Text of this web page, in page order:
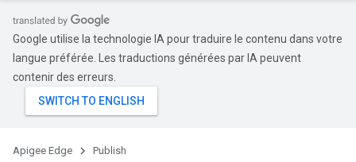
Google utilise la technologie IA pour traduire le contenu dans votre
langue préférée. Les traductions générées par IA peuvent
contenir des erreurs.
Apigee Edge Publish